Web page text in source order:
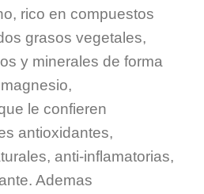
rico en compuestos
grasos vegetales,
y minerales de forma
le confieren
antioxidantes,
anti-inflamatorias,
Ademas